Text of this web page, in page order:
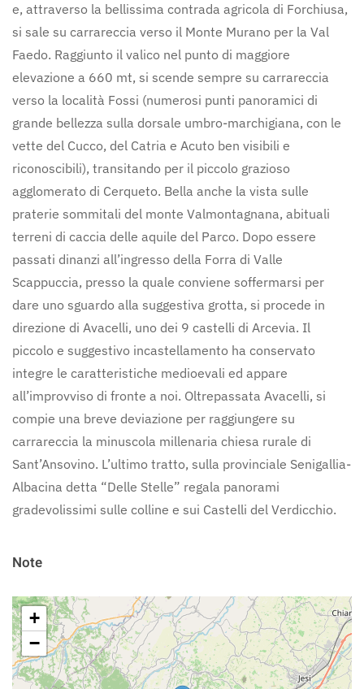
e, attraverso la bellissima contrada agricola di Forchiusa,
si sale su carrareccia verso il Monte Murano per la Val
Faedo. Raggiunto il valico nel punto di maggiore
elevazione a 660 mt, si scende sempre su carrareccia
verso la località Fossi (numerosi punti panoramici di
grande bellezza sulla dorsale umbro-marchigiana, con le
vette del Cucco, del Catria e Acuto ben visibili e
riconoscibili), transitando per il piccolo grazioso
agglomerato di Cerqueto. Bella anche la vista sulle
praterie sommitali del monte Valmontagnana, abituali
terreni di caccia delle aquile del Parco. Dopo essere
passati dinanzi all’ingresso della Forra di Valle
Scappuccia, presso la quale conviene soffermarsi per
dare uno sguardo alla suggestiva grotta, si procede in
direzione di Avacelli, uno dei 9 castelli di Arcevia. Il
piccolo e suggestivo incastellamento ha conservato
integre le caratteristiche medioevali ed appare
all’improvviso di fronte a noi. Oltrepassata Avacelli, si
compie una breve deviazione per raggiungere su
carrareccia la minuscola millenaria chiesa rurale di
Sant’Ansovino. L’ultimo tratto, sulla provinciale Senigallia-
Albacina detta “Delle Stelle” regala panorami
gradevolissimi sulle colline e sui Castelli del Verdicchio.
Note
+
−